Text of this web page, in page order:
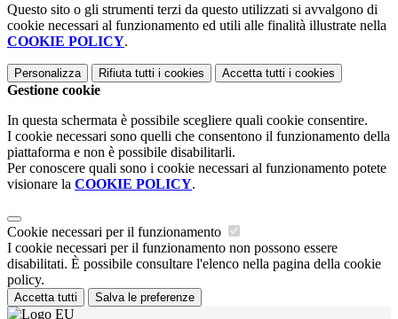
Questo sito o gli strumenti terzi da questo utilizzati si avvalgono di
cookie necessari al funzionamento ed utili alle finalità illustrate nella
COOKIE POLICY.
Personalizza Rifiuta tutti i cookies Accetta tutti i cookies
Gestione cookie
In questa schermata è possibile scegliere quali cookie consentire.
I cookie necessari sono quelli che consentono il funzionamento della
piattaforma e non è possibile disabilitarli.
Per conoscere quali sono i cookie necessari al funzionamento potete
visionare la COOKIE POLICY.
Cookie necessari per il funzionamento
I cookie necessari per il funzionamento non possono essere
disabilitati. È possibile consultare l'elenco nella pagina della cookie
policy.
Accetta tutti Salva le preferenze